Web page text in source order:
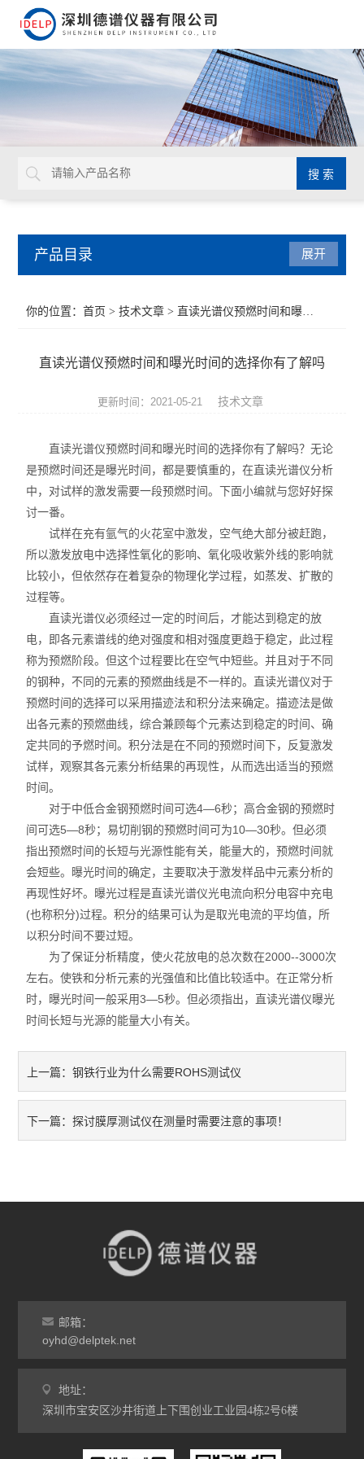
产品目录
ROHS分析仪
卤素检测仪
环保检测仪
液相色谱仪
矿石分析仪
合金分析仪
元素分析仪
不锈钢分析仪
镀层测厚仪/膜厚仪
维修国内、国外ROHS检测仪
口罩设备
光谱仪
气质联用仪
RoHS2.0检测仪
展开
你的位置：首页 >技术文章 > 直读光谱仪预燃时间和曝光时间的选择你有了解吗
直读光谱仪预燃时间和曝光时间的选择你有了解吗
更新时间：2021-05-21 技术文章
直读光谱仪预燃时间和曝光时间的选择你有了解吗？无论
是预燃时间还是曝光时间，都是要慎重的，在直读光谱仪分析
中，对试样的激发需要一段预燃时间。下面小编就与您好好探
讨一番。
试样在充有氩气的火花室中激发，空气绝大部分被赶跑，
所以激发放电中选择性氧化的影响、氧化吸收紫外线的影响就
比较小，但依然存在着复杂的物理化学过程，如蒸发、扩散的
过程等。
直读光谱仪必须经过一定的时间后，才能达到稳定的放
电，即各元素谱线的绝对强度和相对强度更趋于稳定，此过程
称为预燃阶段。但这个过程要比在空气中短些。并且对于不同
的钢种，不同的元素的预燃曲线是不一样的。直读光谱仪对于
预燃时间的选择可以采用描迹法和积分法来确定。描迹法是做
出各元素的预燃曲线，综合兼顾每个元素达到稳定的时间、确
定共同的予燃时间。积分法是在不同的预燃时间下，反复激发
试样，观察其各元素分析结果的再现性，从而选出适当的预燃
时间。
对于中低合金钢预燃时间可选4—6秒；高合金钢的预燃时
间可选5—8秒；易切削钢的预燃时间可为10—30秒。但必须
指出预燃时间的长短与光源性能有关，能量大的，预燃时间就
会短些。曝光时间的确定，主要取决于激发样品中元素分析的
再现性好坏。曝光过程是直读光谱仪光电流向积分电容中充电
(也称积分)过程。积分的结果可认为是取光电流的平均值，所
以积分时间不要过短。
为了保证分析精度，使火花放电的总次数在2000--3000次
左右。使铁和分析元素的光强值和比值比较适中。在正常分析
时，曝光时间一般采用3—5秒。但必须指出，直读光谱仪曝光
时间长短与光源的能量大小有关。
上一篇：钢铁行业为什么需要ROHS测试仪
下一篇：探讨膜厚测试仪在测量时需要注意的事项！
邮箱：
oyhd@delptek.net
地址：
深圳市宝安区沙井街道上下围创业工业园4栋2号6楼